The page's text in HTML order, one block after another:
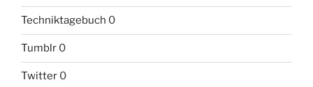
Techniktagebuch 0
Tumblr 0
Twitter 0